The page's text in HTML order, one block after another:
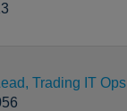
Trading IT Ops